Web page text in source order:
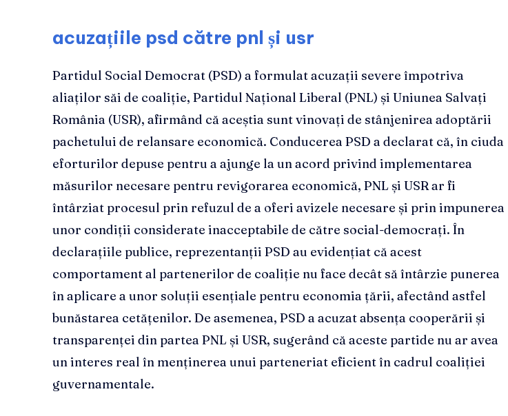
acuzațiile psd către pnl și usr
Partidul Social Democrat (PSD) a formulat acuzații severe împotriva
aliaților săi de coaliție, Partidul Național Liberal (PNL) și Uniunea Salvați
România (USR), afirmând că aceștia sunt vinovați de stânjenirea adoptării
pachetului de relansare economică. Conducerea PSD a declarat că, în ciuda
eforturilor depuse pentru a ajunge la un acord privind implementarea
măsurilor necesare pentru revigorarea economică, PNL și USR ar fi
întârziat procesul prin refuzul de a oferi avizele necesare și prin impunerea
unor condiții considerate inacceptabile de către social-democrați. În
declarațiile publice, reprezentanții PSD au evidențiat că acest
comportament al partenerilor de coaliție nu face decât să întârzie punerea
în aplicare a unor soluții esențiale pentru economia țării, afectând astfel
bunăstarea cetățenilor. De asemenea, PSD a acuzat absența cooperării și
transparenței din partea PNL și USR, sugerând că aceste partide nu ar avea
un interes real în menținerea unui parteneriat eficient în cadrul coaliției
guvernamentale.